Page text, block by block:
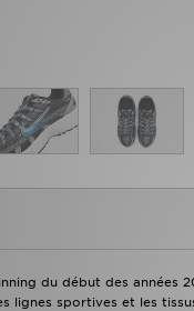
du début des années
lignes sportives et les